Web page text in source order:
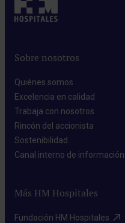
Sobre nosotros
Quiénes somos​
Excelencia en calidad​
Trabaja con nosotros​
Rincón del accionista​
Sostenibilidad​
Canal interno de información​
Más HM Hospitales
Fundación HM Hospitales​